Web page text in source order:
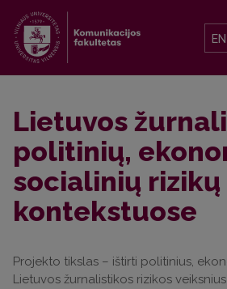
EN
Lietuvos
politinių,
socialinių rizikų
kontekstuose
Projekto tikslas – ištirti politinius,
Lietuvos žurnalistikos rizikos